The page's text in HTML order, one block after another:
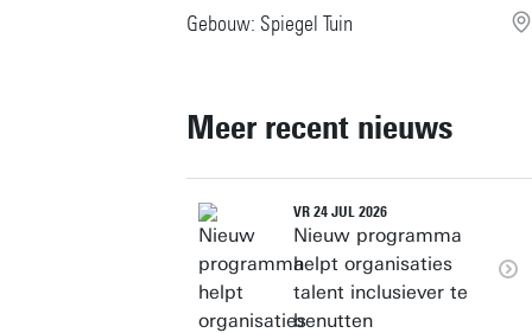
Gebouw: Spiegel Tuin
Meer recent nieuws
VR 24 JUL 2026
Nieuw programma
helpt organisaties
talent inclusiever te
benutten